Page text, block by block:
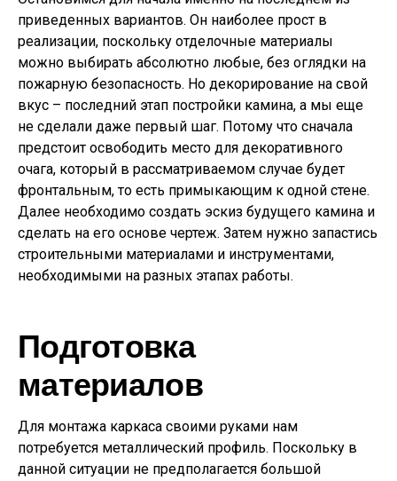
приведенных вариантов. Он наиболее прост в
реализации, поскольку отделочные материалы
можно выбирать абсолютно любые, без оглядки на
пожарную безопасность. Но декорирование на свой
вкус – последний этап постройки камина, а мы еще
не сделали даже первый шаг. Потому что сначала
предстоит освободить место для декоративного
очага, который в рассматриваемом случае будет
фронтальным, то есть примыкающим к одной стене.
Далее необходимо создать эскиз будущего камина и
сделать на его основе чертеж. Затем нужно запастись
строительными материалами и инструментами,
необходимыми на разных этапах работы.
Подготовка
материалов
Для монтажа каркаса своими руками нам
потребуется металлический профиль. Поскольку в
данной ситуации не предполагается большой